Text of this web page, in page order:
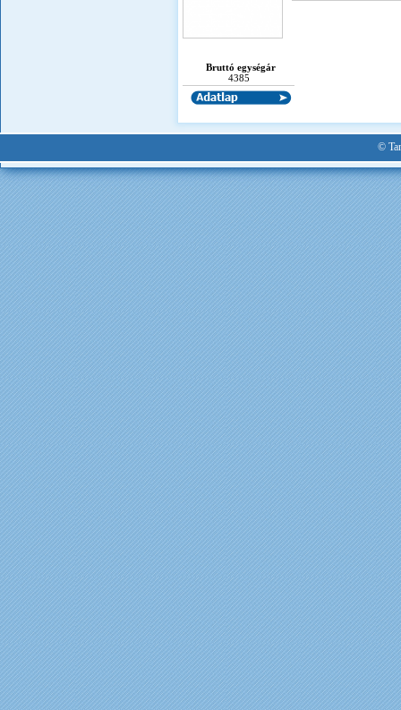
Bruttó egységár
4385
©